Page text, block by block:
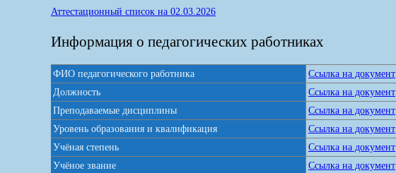
Аттестационный список на 02.03.2026
Информация о педагогических работниках
ФИО педагогического работника
Ссылка на документ
Должность
Ссылка на документ
Преподаваемые дисциплины
Ссылка на документ
Уровень образования и квалификация
Ссылка на документ
Учёная степень
Ссылка на документ
Учёное звание
Ссылка на документ